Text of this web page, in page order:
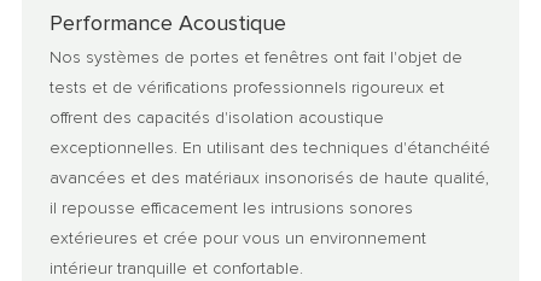
Performance Acoustique
Nos systèmes de portes et fenêtres ont fait l'objet de
tests et de vérifications professionnels rigoureux et
offrent des capacités d'isolation acoustique
exceptionnelles. En utilisant des techniques d'étanchéité
avancées et des matériaux insonorisés de haute qualité,
il repousse efficacement les intrusions sonores
extérieures et crée pour vous un environnement
intérieur tranquille et confortable.